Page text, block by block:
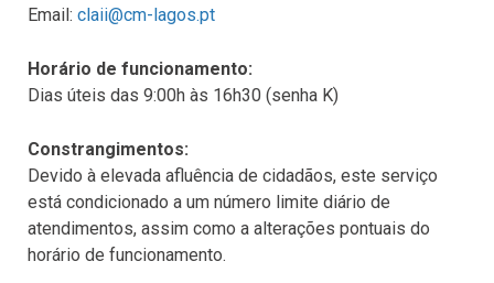
Email: claii@cm-lagos.pt
Horário de funcionamento:
Dias úteis das 9:00h às 16h30 (senha K)
Constrangimentos:
Devido à elevada afluência de cidadãos, este serviço
está condicionado a um número limite diário de
atendimentos, assim como a alterações pontuais do
horário de funcionamento.